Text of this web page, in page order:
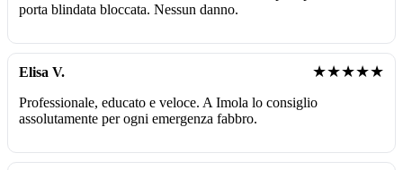
porta blindata bloccata. Nessun danno.
Elisa V. ★★★★★
Professionale, educato e veloce. A Imola lo consiglio
assolutamente per ogni emergenza fabbro.